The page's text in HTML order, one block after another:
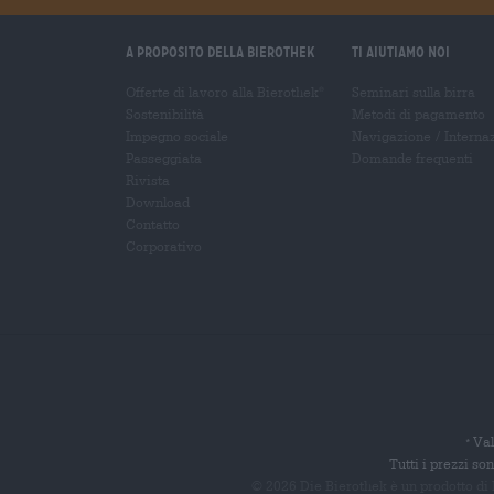
A proposito della Bierothek Ti aiutiamo noi
*
Tutti i prezzi